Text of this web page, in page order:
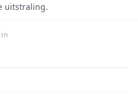
uitstraling.